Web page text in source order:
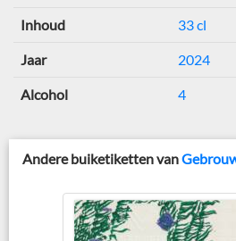
Inhoud 33 cl
Jaar 2024
Alcohol 4
Andere buiketiketten van